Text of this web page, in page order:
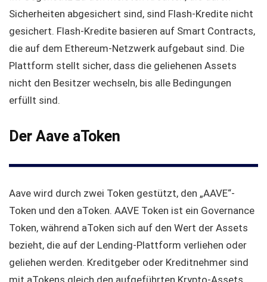
Sicherheiten abgesichert sind, sind Flash-Kredite nicht
gesichert. Flash-Kredite basieren auf Smart Contracts,
die auf dem Ethereum-Netzwerk aufgebaut sind. Die
Plattform stellt sicher, dass die geliehenen Assets
nicht den Besitzer wechseln, bis alle Bedingungen
erfüllt sind.
Der Aave aToken
Aave wird durch zwei Token gestützt, den „AAVE“-
Token und den aToken. AAVE Token ist ein Governance
Token, während aToken sich auf den Wert der Assets
bezieht, die auf der Lending-Plattform verliehen oder
geliehen werden. Kreditgeber oder Kreditnehmer sind
mit aTokens gleich den aufgeführten Krypto-Assets